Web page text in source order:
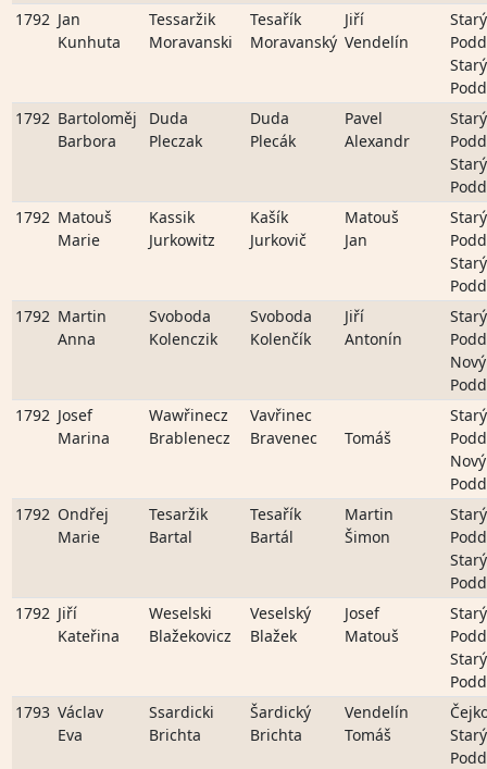
1792 Jan
Kunhuta
Tessaržik
Moravanski
Tesařík
Moravanský
Jiří
Vendelín
Starý
Starý
1792 Bartoloměj
Barbora
Duda
Pleczak
Duda
Plecák
Pavel
Alexandr
Starý
Starý
1792 Matouš
Marie
Kassik
Jurkowitz
Kašík
Jurkovič
Matouš
Jan
Starý
Starý
1792 Martin
Anna
Svoboda
Kolenczik
Svoboda
Kolenčík
Jiří
Antonín
Starý
Nový
1792 Josef
Marina
Wawřinecz
Brablenecz
Vavřinec
Bravenec
Tomáš
Starý
Nový
1792 Ondřej
Marie
Tesaržik
Bartal
Tesařík
Bartál
Martin
Šimon
Starý
Starý
1792 Jiří
Kateřina
Weselski
Blažekovicz
Veselský
Blažek
Josef
Matouš
Starý
Starý
1793 Václav
Eva
Ssardicki
Brichta
Šardický
Brichta
Vendelín
Tomáš
Starý